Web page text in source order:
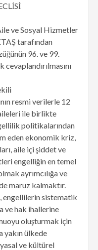
ve Sosyal Hizmetler
tarafından
96. ve 99.
resmi verilerle 12
ile birlikte
politikalarından
eden ekonomik kriz,
aile içi şiddet ve
engelliğin en temel
ayrımcılığa ve
maruz kalmaktır.
engellilerin sistematik
ve hak ihallerine
oluşturmak için
yakın ülkede
ve kültürel